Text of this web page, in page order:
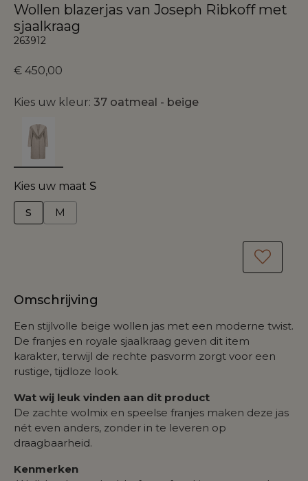
Wollen blazerjas van Joseph Ribkoff met
sjaalkraag
263912
€ 450,00
Kies uw kleur: 37 oatmeal - beige
Kies uw maat S
S
M
Omschrijving
Een stijlvolle beige wollen jas met een moderne twist.
De franjes en royale sjaalkraag geven dit item
karakter, terwijl de rechte pasvorm zorgt voor een
rustige, tijdloze look.
Wat wij leuk vinden aan dit product
De zachte wolmix en speelse franjes maken deze jas
nét even anders, zonder in te leveren op
draagbaarheid.
Kenmerken